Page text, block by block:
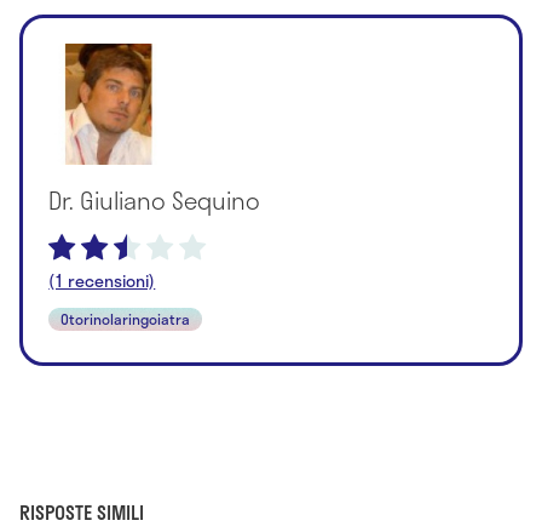
Dr. Giuliano Sequino
(1 recensioni)
Otorinolaringoiatra
RISPOSTE SIMILI